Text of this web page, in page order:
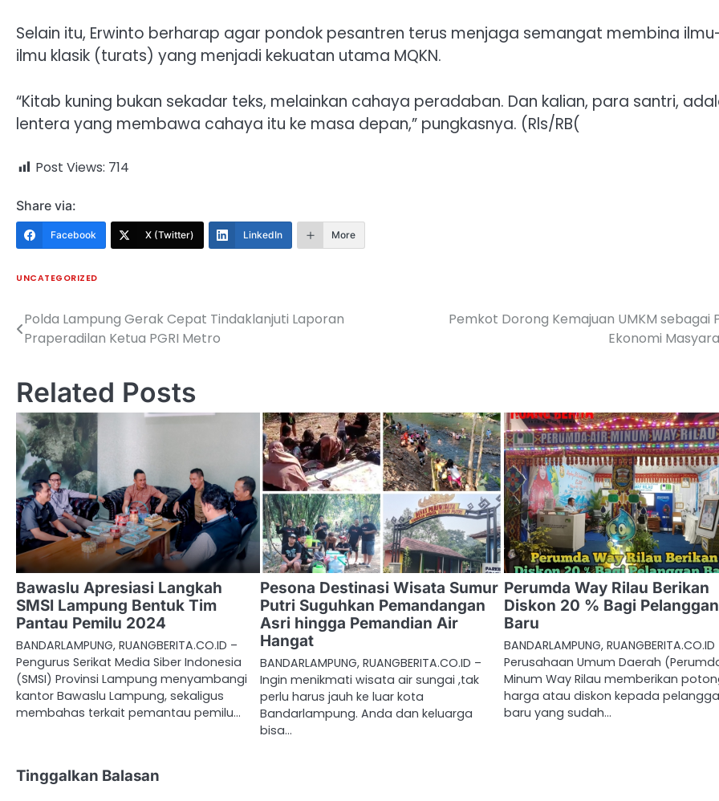
Selain itu, Erwinto berharap agar pondok pesantren terus menjaga semangat membina
ilmu klasik (turats) yang menjadi kekuatan utama MQKN.
“Kitab kuning bukan sekadar teks, melainkan cahaya peradaban. Dan kalian, para santri,
lentera yang membawa cahaya itu ke masa depan,” pungkasnya. (Rls/RB(
Post Views: 714
Share via:
Facebook X (Twitter) LinkedIn More
UNCATEGORIZED
Navigasi
pos
Polda Lampung Gerak Cepat Tindaklanjuti Laporan
Praperadilan Ketua PGRI Metro
Pemkot Dorong Kemajuan UMKM sebagai
Ekonomi
Related Posts
Bawaslu Apresiasi Langkah
SMSI Lampung Bentuk Tim
Pantau Pemilu 2024
BANDARLAMPUNG, RUANGBERITA.CO.ID –
Pengurus Serikat Media Siber Indonesia
(SMSI) Provinsi Lampung menyambangi
kantor Bawaslu Lampung, sekaligus
membahas terkait pemantau pemilu…
Pesona Destinasi Wisata Sumur
Putri Suguhkan Pemandangan
Asri hingga Pemandian Air
Hangat
BANDARLAMPUNG, RUANGBERITA.CO.ID –
Ingin menikmati wisata air sungai ,tak
perlu harus jauh ke luar kota
Bandarlampung. Anda dan keluarga
bisa…
Perumda Way Rilau Berikan
Diskon 20 % Bagi Pelanggan
Baru
BANDARLAMPUNG,
Perusahaan Umum Daerah
Minum Way Rilau memberikan
harga atau diskon kepada
baru yang sudah…
Tinggalkan Balasan